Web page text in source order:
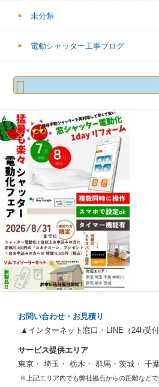
未分類
電動シャッター工事ブログ
検
お問い合わせ・お見積り
▲インターネット窓口・LINE（24h受付
サービス提供エリア
東京・ 埼玉・ 栃木・ 群馬・茨城・ 千
※上記エリア内でも弊社拠点からの距離など